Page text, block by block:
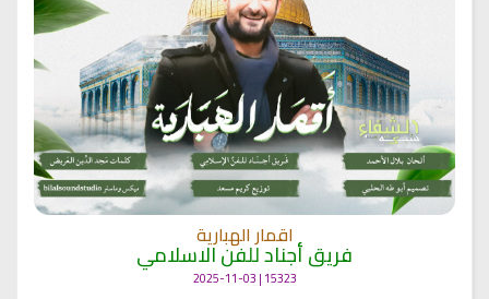
اقمار الهبارية
فريق أجناد للفن الاسلامي
15323 | 2025-11-03